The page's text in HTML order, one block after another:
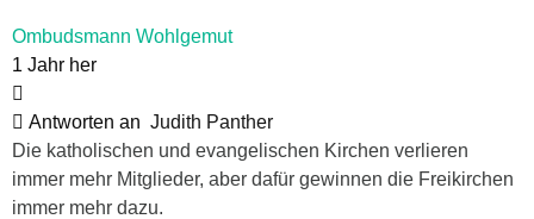
Ombudsmann Wohlgemut
1 Jahr her
Antworten an Judith Panther
Die katholischen und evangelischen Kirchen verlieren
immer mehr Mitglieder, aber dafür gewinnen die Freikirchen
immer mehr dazu.